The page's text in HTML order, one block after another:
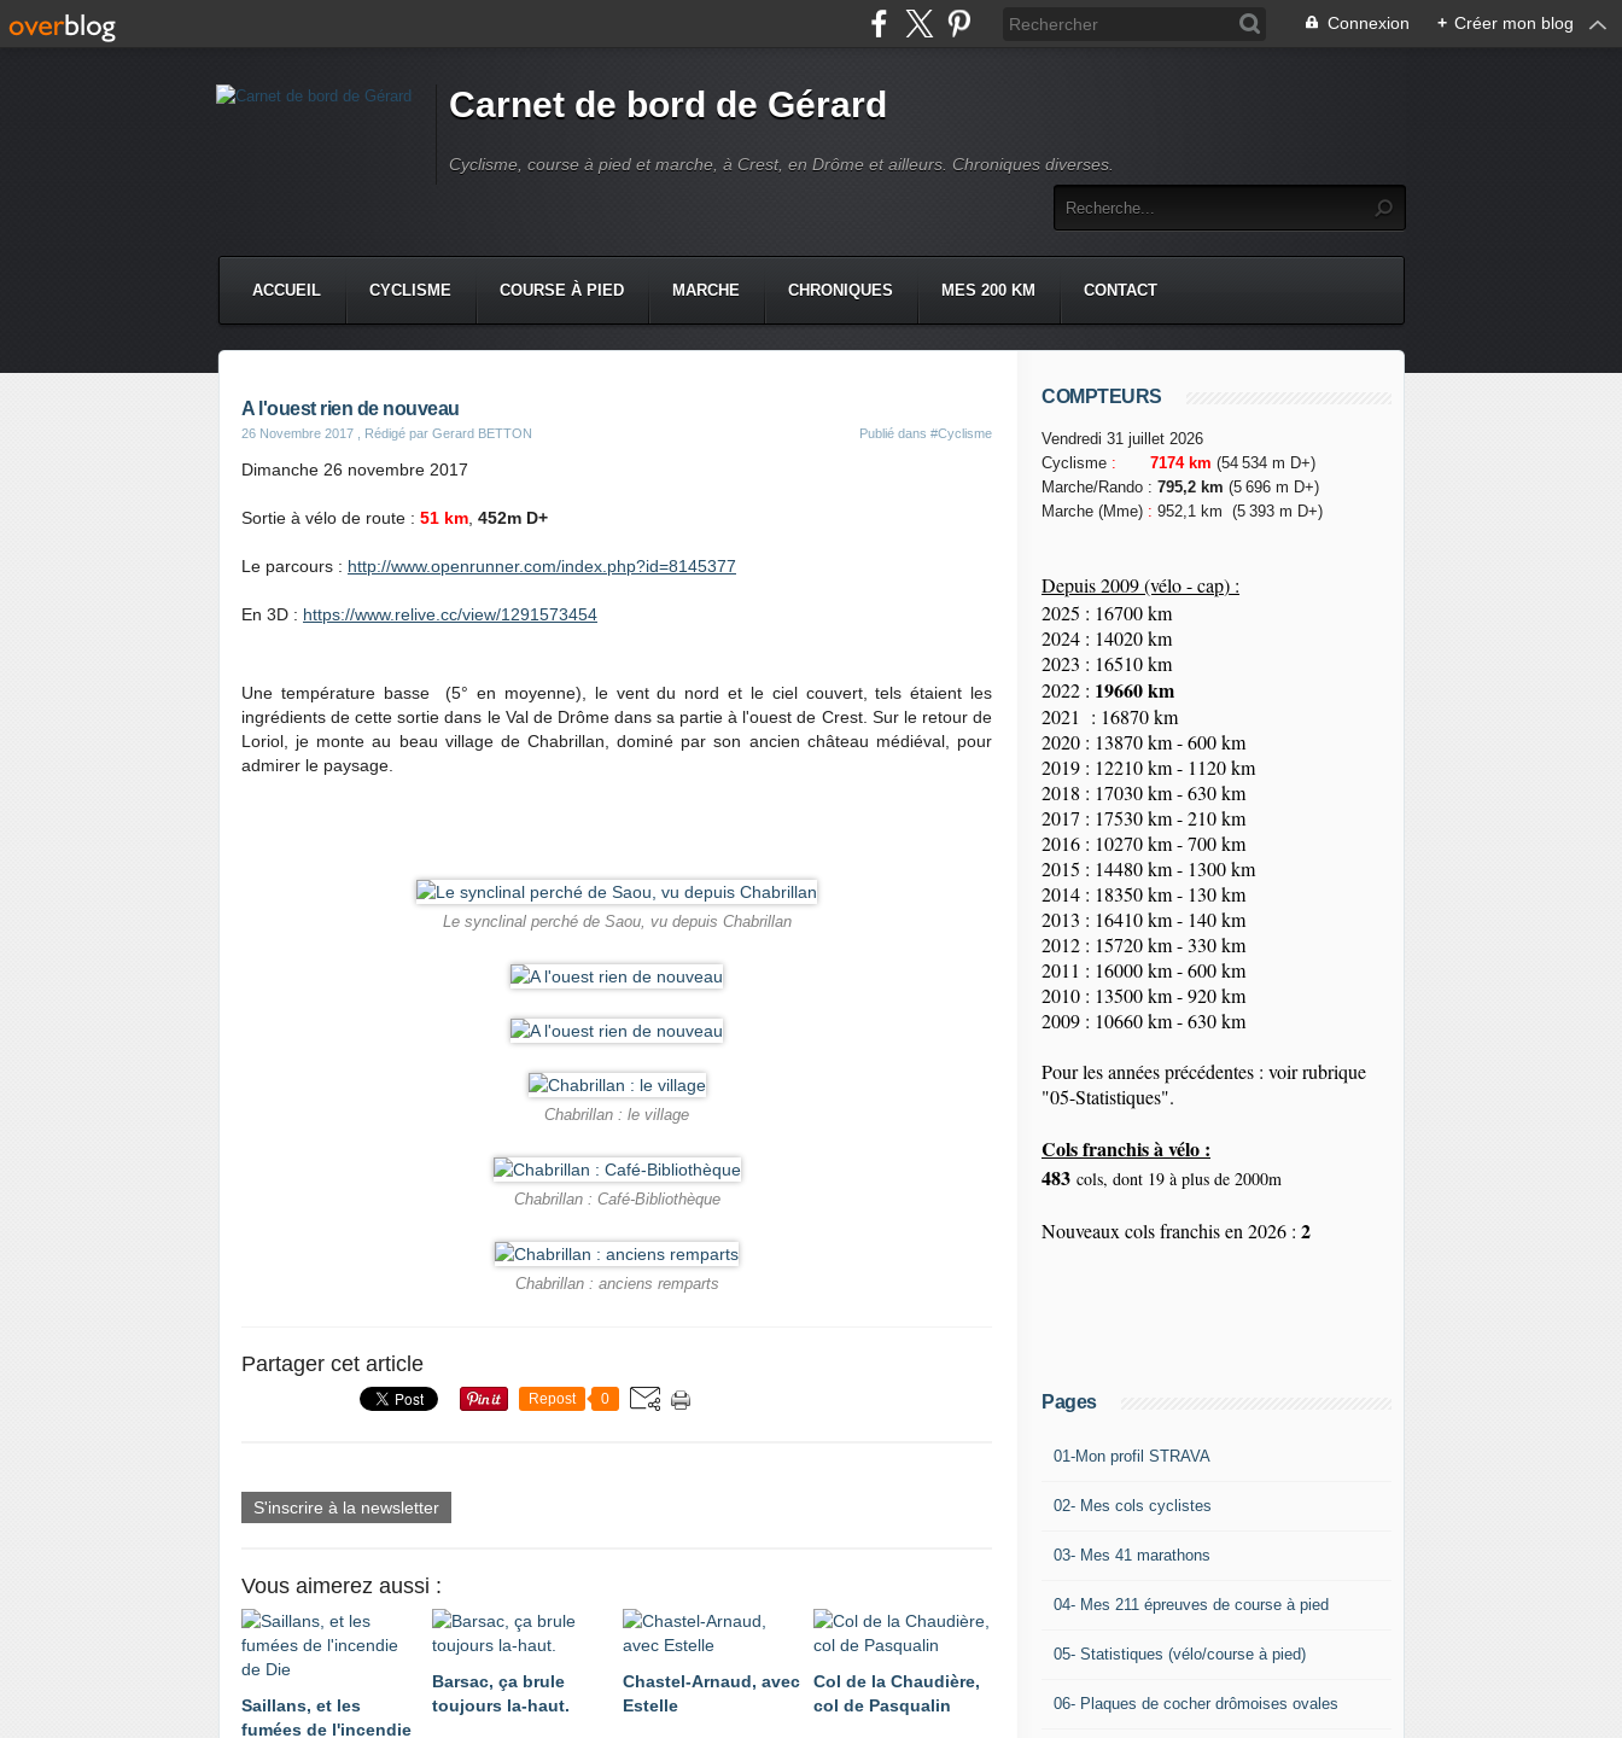
Connexion + Créer mon blog
Carnet de bord de Gérard
Cyclisme, course à pied et marche, à Crest, en Drôme et ailleurs. Chroniques diverses.
ACCUEIL CYCLISME COURSE À PIED MARCHE CHRONIQUES MES 200 KM CONTACT
A l'ouest rien de nouveau
26 Novembre 2017 , Rédigé par Gerard BETTON Publié dans #Cyclisme
Dimanche 26 novembre 2017
Sortie à vélo de route : 51 km 452m D+
Le parcours : http://www.openrunner.com/index.php?id=8145377
En 3D : https://www.relive.cc/view/1291573454
Une température basse (5° en moyenne), le vent du nord et le ciel couvert, tels étaient les
ingrédients de cette sortie dans le Val de Drôme dans sa partie à l'ouest de Crest. Sur le retour de
Loriol, je monte au beau village de Chabrillan, dominé par son ancien château médiéval, pour
admirer le paysage.
Le synclinal perché de Saou, vu depuis Chabrillan
Chabrillan : le village
Chabrillan : Café-Bibliothèque
Chabrillan : anciens remparts
Partager cet article
Repost 0
S'inscrire à la newsletter
Vous aimerez aussi :
Saillans, et les
fumées de l'incendie
Barsac, ça brule
toujours la-haut.
Chastel-Arnaud, avec
Estelle
Col de la Chaudière,
col de Pasqualin
COMPTEURS
Vendredi 31 juillet 2026
Cyclisme : 7174 km (54 534 m D+)
Marche/Rando : 795,2 km (5 696 m D+)
Marche (Mme) : 952,1 km (5 393 m D+)
Depuis 2009 (vélo - cap) :
2025 : 16700 km
2024 : 14020 km
2023 : 16510 km
2022 : 19660 km
2021 : 16870 km
2020 : 13870 km - 600 km
2019 : 12210 km - 1120 km
2018 : 17030 km - 630 km
2017 : 17530 km - 210 km
2016 : 10270 km - 700 km
2015 : 14480 km - 1300 km
2014 : 18350km- 130 km
2013 : 16410 km - 140 km
2012 : 15720 km - 330 km
2011 : 16000 km - 600 km
2010 : 13500 km - 920 km
2009 : 10660 km - 630 km
Pour les années précédentes : voir rubrique
"05-Statistiques".
Cols franchis à vélo :
483 cols, dont 19 à plus de 2000m
Nouveaux cols franchis en 2026 : 2
Pages
01-Mon profil STRAVA
02- Mes cols cyclistes
03- Mes 41 marathons
04- Mes 211 épreuves de course à pied
05- Statistiques (vélo/course à pied)
06- Plaques de cocher drômoises ovales